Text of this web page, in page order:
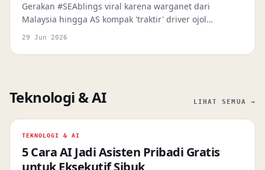
Gerakan #SEAblings viral karena warganet dari
Malaysia hingga AS kompak 'traktir' driver ojol
Indonesia lewat aplikasi — bukan rekening, tapi
mereka.
29 Jun 2026
Teknologi & AI LIHAT SEMUA →
TEKNOLOGI & AI
5 Cara AI Jadi Asisten Pribadi Gratis
untuk Eksekutif Sibuk